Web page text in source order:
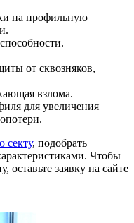
на профильную
от сквозняков,
взлома.
для увеличения
секту, подобрать
Чтобы
оставьте заявку на сайте